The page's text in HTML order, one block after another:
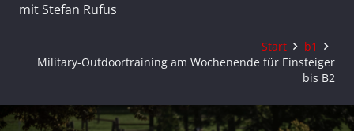
mit Stefan Rufus
Start
b1
Military-Outdoortraining am Wochenende für Einsteiger
bis B2